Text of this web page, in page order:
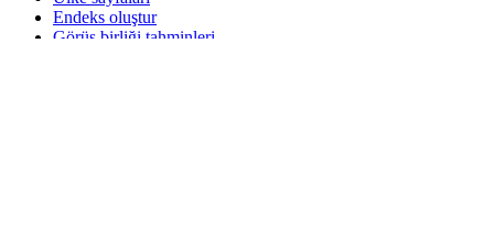
Endeks oluştur
Görüş birliği tahminleri